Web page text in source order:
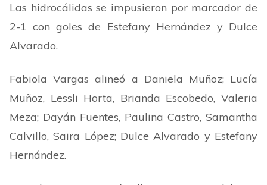
Las hidrocálidas se impusieron por marcador de
2-1 con goles de Estefany Hernández y Dulce
Alvarado.
Fabiola Vargas alineó a Daniela Muñoz; Lucía
Muñoz, Lessli Horta, Brianda Escobedo, Valeria
Meza; Dayán Fuentes, Paulina Castro, Samantha
Calvillo, Saira López; Dulce Alvarado y Estefany
Hernández.